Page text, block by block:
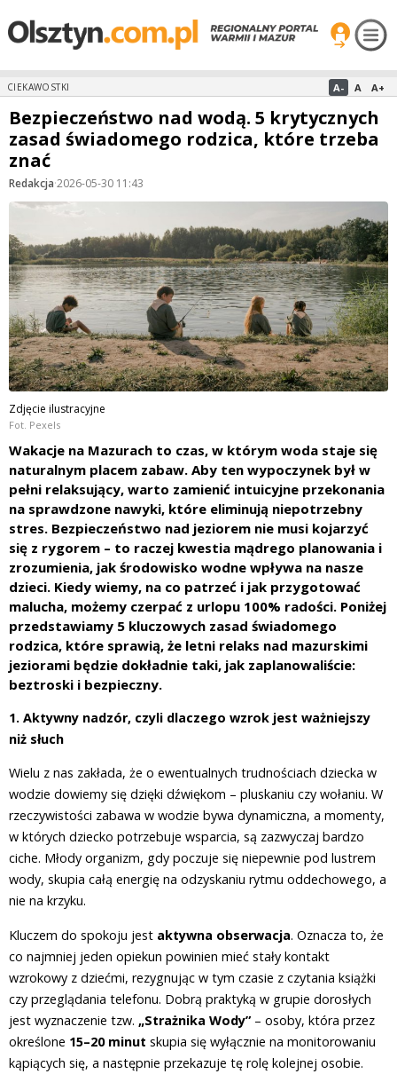
CIEKAWOSTKI A- A A+
Bezpieczeństwo nad wodą. 5 krytycznych
zasad świadomego rodzica, które trzeba
znać
Redakcja·2026-05-30 11:43
Zdjęcie ilustracyjne
Fot. Pexels
Wakacje na Mazurach to czas, w którym woda staje się
naturalnym placem zabaw. Aby ten wypoczynek był w
pełni relaksujący, warto zamienić intuicyjne przekonania
na sprawdzone nawyki, które eliminują niepotrzebny
stres. Bezpieczeństwo nad jeziorem nie musi kojarzyć
się z rygorem – to raczej kwestia mądrego planowania i
zrozumienia, jak środowisko wodne wpływa na nasze
dzieci. Kiedy wiemy, na co patrzeć i jak przygotować
malucha, możemy czerpać z urlopu 100% radości. Poniżej
przedstawiamy 5 kluczowych zasad świadomego
rodzica, które sprawią, że letni relaks nad mazurskimi
jeziorami będzie dokładnie taki, jak zaplanowaliście:
beztroski i bezpieczny.
1. Aktywny nadzór, czyli dlaczego wzrok jest ważniejszy
niż słuch
Wielu z nas zakłada, że o ewentualnych trudnościach dziecka w
wodzie dowiemy się dzięki dźwiękom – pluskaniu czy wołaniu. W
rzeczywistości zabawa w wodzie bywa dynamiczna, a momenty,
w których dziecko potrzebuje wsparcia, są zazwyczaj bardzo
ciche. Młody organizm, gdy poczuje się niepewnie pod lustrem
wody, skupia całą energię na odzyskaniu rytmu oddechowego, a
nie na krzyku.
Kluczem do spokoju jest aktywna obserwacja. Oznacza to, że
co najmniej jeden opiekun powinien mieć stały kontakt
wzrokowy z dziećmi, rezygnując w tym czasie z czytania książki
czy przeglądania telefonu. Dobrą praktyką w grupie dorosłych
jest wyznaczenie tzw. „Strażnika Wody”– osoby, która przez
określone 15–20 minut skupia się wyłącznie na monitorowaniu
kąpiących się, a następnie przekazuje tę rolę kolejnej osobie.